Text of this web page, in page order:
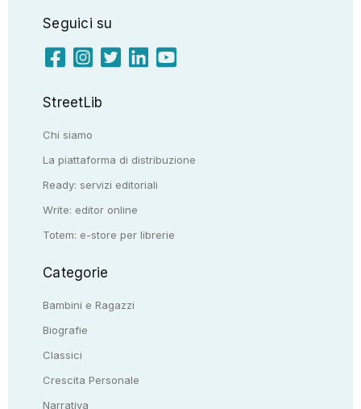
Seguici su
StreetLib
Chi siamo
La piattaforma di distribuzione
Ready: servizi editoriali
Write: editor online
Totem: e-store per librerie
Categorie
Bambini e Ragazzi
Biografie
Classici
Crescita Personale
Narrativa